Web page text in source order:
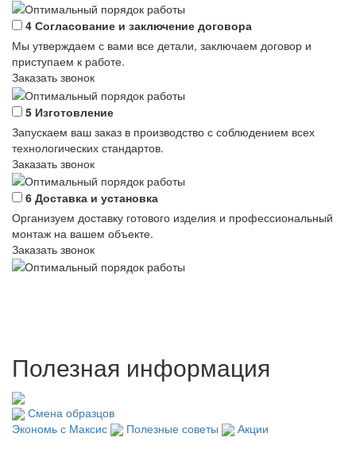
4 Согласование и заключение договора
Мы утверждаем с вами все детали, заключаем договор и
приступаем к работе.
Заказать звонок
5 Изготовление
Запускаем ваш заказ в производство с соблюдением всех
технологических стандартов.
Заказать звонок
6 Доставка и установка
Организуем доставку готового изделия и профессиональный
монтаж на вашем объекте.
Заказать звонок
Полезная информация
Смена образцов
Экономь с Максис
Полезные советы Акции